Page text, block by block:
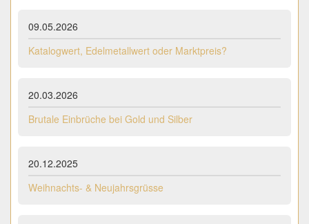
09.05.2026
Katalogwert, Edelmetallwert oder Marktpreis?
20.03.2026
Brutale Einbrüche bei Gold und Silber
20.12.2025
Weihnachts- & Neujahrsgrüsse